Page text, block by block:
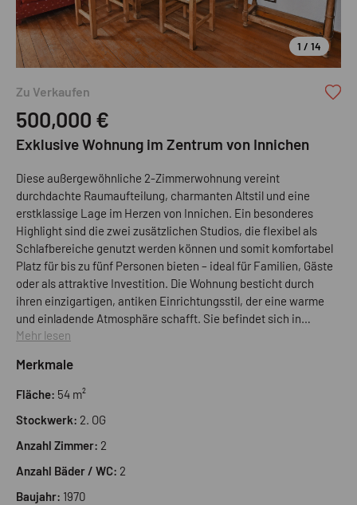
1 / 14
Zu Verkaufen
500,000 €
Exklusive Wohnung im Zentrum von Innichen
Diese außergewöhnliche 2-Zimmerwohnung vereint
durchdachte Raumaufteilung, charmanten Altstil und eine
erstklassige Lage im Herzen von Innichen. Ein besonderes
Highlight sind die zwei zusätzlichen Studios, die flexibel als
Schlafbereiche genutzt werden können und somit komfortabel
Platz für bis zu fünf Personen bieten – ideal für Familien, Gäste
oder als attraktive Investition. Die Wohnung besticht durch
ihren einzigartigen, antiken Einrichtungsstil, der eine warme
und einladende Atmosphäre schafft. Sie befindet sich in
einem gepflegten Zustand und wird vollständig möbliert
steht. Gelegen im 2. Obergeschoss eines Mehrfamilienhauses
direkt in der beliebten Einkaufsstraße von Innichen,
Geschäfte des täglichen Bedarfs, Restaurants und Cafés
befinden sich in unmittelbarer Nähe. Auch die im Dorf
Plus für Sport- und Naturliebhaber. Die Ost-Süd-Ausrichtung
sorgt für eine angenehme, lichtdurchflutete
Mehr lesen
Merkmale
Fläche: 54 m²
Stockwerk: 2. OG
Anzahl Zimmer: 2
Anzahl Bäder / WC: 2
Baujahr: 1970